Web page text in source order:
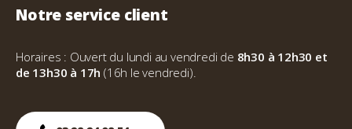
Notre service client
Horaires : Ouvert du lundi au vendredi de 8h30 à 12h30 et
de 13h30 à 17h(16h le vendredi).